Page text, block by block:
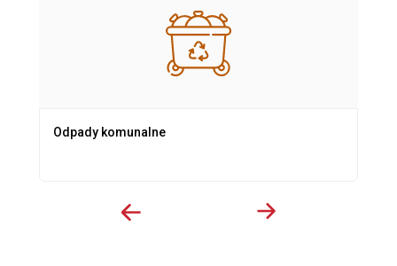
Odpady komunalne